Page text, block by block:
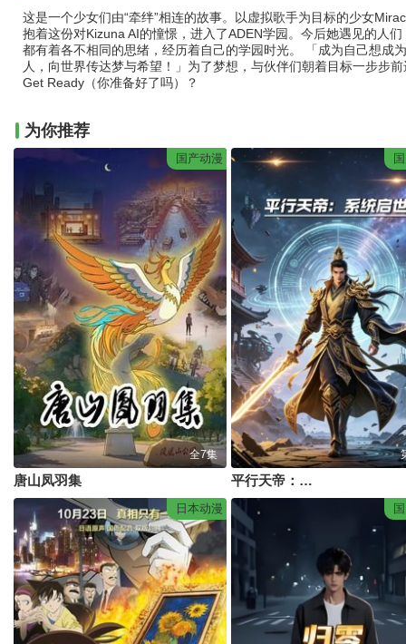
这是一个少女们由“牵绊”相连的故事。以虚拟歌手为目标的少女
抱着这份对Kizuna AI的憧憬，进入了ADEN学园。今后她遇见的人们
都有着各不相同的思绪，经历着自己的学园时光。 「成为自己想成
人，向世界传达梦与希望！」为了梦想，与伙伴们朝着目标一步步
Get Ready（你准备好了吗）？
为你推荐
国产动漫
全7集
唐山凤羽集 平行天帝：系统启世
日本动漫